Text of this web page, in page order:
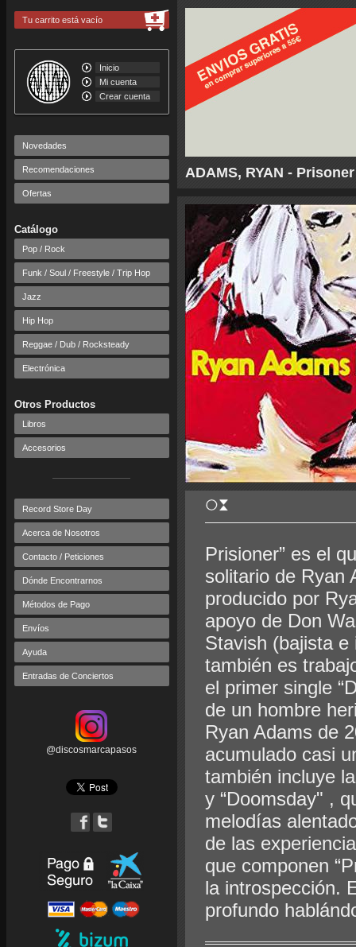
ADAMS, RYAN - Prisoner
Tu carrito está vacío
Inicio
Mi cuenta
Crear cuenta
Novedades
Recomendaciones
Ofertas
Catálogo
Pop / Rock
Funk / Soul / Freestyle / Trip Hop
Jazz
Hip Hop
Reggae / Dub / Rocksteady
Electrónica
Otros Productos
Libros
Accesorios
Record Store Day
Acerca de Nosotros
Contacto / Peticiones
Dónde Encontrarnos
Métodos de Pago
Envíos
Ayuda
Entradas de Conciertos
@discosmarcapasos
Prisioner” es el
solitario de Ryan
producido por
apoyo de Don
Stavish (bajista
también es
el primer single
de un hombre
Ryan Adams de
acumulado casi
también incluye
y “Doomsday" ,
melodías
de las
que componen
la introspección.
profundo